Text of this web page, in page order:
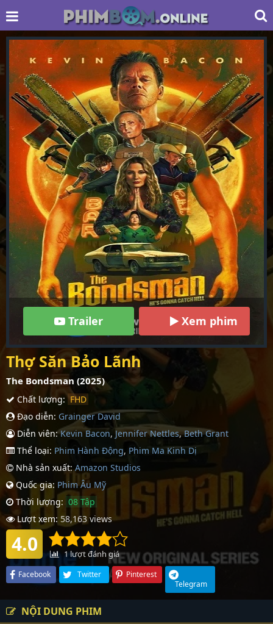
Trailer Xem phim
Thợ Săn Bảo Lãnh
The Bondsman (2025)
Chất lượng: FHD
Đạo diễn: Grainger David
Diễn viên: Kevin Bacon, Jennifer Nettles,Beth Grant
Thể loại: Phim Hành Động, Phim Ma Kinh Dị
Nhà sản xuất: Amazon Studios
Quốc gia: Phim Âu Mỹ
Thời lượng: 08 Tập
Lượt xem: 58,163 views
4.0 1lượt đánh giá
Facebook Twitter
Pinterest
Telegram
NỘI DUNG PHIM